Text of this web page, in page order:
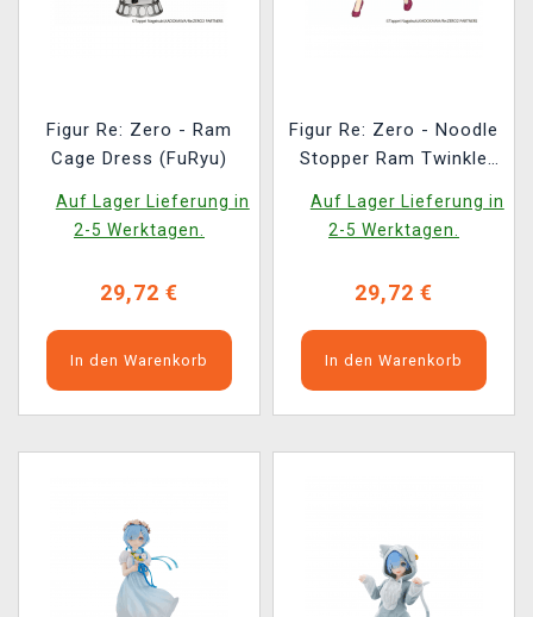
Figur Re: Zero - Ram
Cage Dress (FuRyu)
Auf Lager Lieferung in
2-5 Werktagen.
29,72 €
In den Warenkorb
Figur Re: Zero - Noodle
Stopper Ram Twinkle
Ver. Dress (FuRyu)
Auf Lager Lieferung in
2-5 Werktagen.
29,72 €
In den Warenkorb